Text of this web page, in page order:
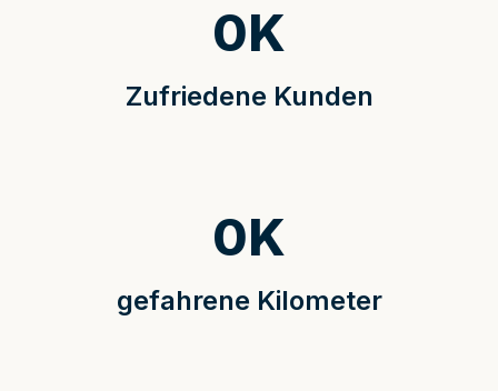
Zufriedene Kunden
0K
gefahrene Kilometer
0K